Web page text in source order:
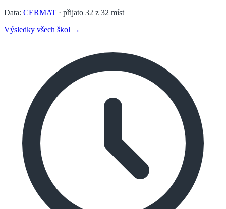
Data: CERMAT · přijato 32 z 32 míst
Výsledky všech škol →